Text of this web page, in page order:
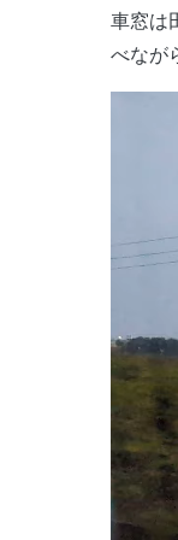
車窓は
べなが